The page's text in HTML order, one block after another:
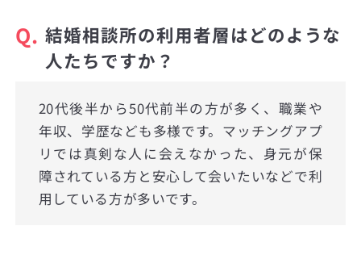
Q. 結婚相談所の利用者層はどのような
人たちですか？
20代後半から50代前半の方が多く、職業や
年収、学歴なども多様です。マッチングアプ
リでは真剣な人に会えなかった、身元が保
障されている方と安心して会いたいなどで利
用している方が多いです。